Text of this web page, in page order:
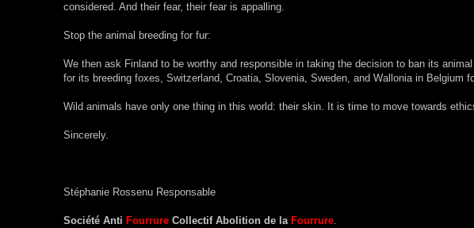
considered. And their fear, their fear is appalling.
Stop the animal breeding for fur:
We then ask Finland to be worthy and responsible in taking the decision to ban its
for its breeding foxes, Switzerland, Croatia, Slovenia, Sweden, and Wallonia in Belgium
Wild animals have only one thing in this world: their skin. It is time to move towards
Sincerely.
Stéphanie Rossenu Responsable
Société Anti Fourrure Collectif Abolition de la Fourrure.